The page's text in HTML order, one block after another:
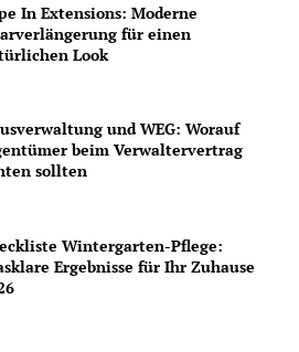
In Extensions: Moderne
für einen
Look
und WEG: Worauf
beim Verwaltervertrag
sollten
Wintergarten-Pflege:
Ergebnisse für Ihr Zuhause